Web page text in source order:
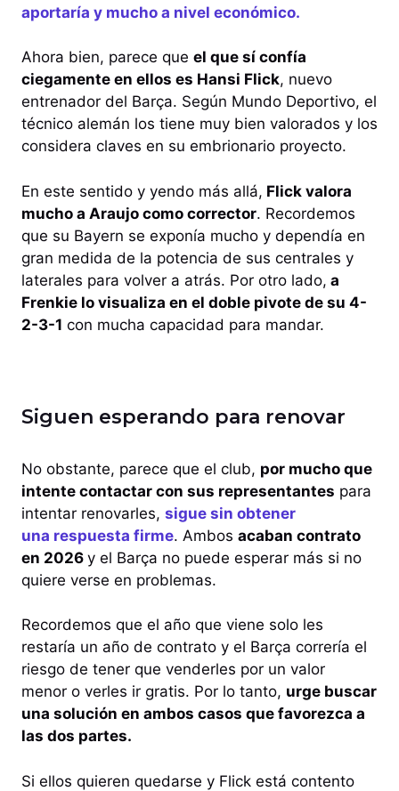
aportaría y mucho a nivel económico.
Ahora bien, parece que el que sí confía
ciegamente en ellos es Hansi Flick, nuevo
entrenador del Barça. Según Mundo Deportivo, el
técnico alemán los tiene muy bien valorados y los
considera claves en su embrionario proyecto.
En este sentido y yendo más allá, Flick valora
mucho a Araujo como corrector. Recordemos
que su Bayern se exponía mucho y dependía en
gran medida de la potencia de sus centrales y
laterales para volver a atrás. Por otro lado, a
Frenkie lo visualiza en el doble pivote de su 4-
2-3-1 con mucha capacidad para mandar.
Siguen esperando para renovar
No obstante, parece que el club, por mucho que
intente contactar con sus representantes para
intentar renovarles, sigue sin obtener
una respuesta firme. Ambos acaban contrato
en 2026 y el Barça no puede esperar más si no
quiere verse en problemas.
Recordemos que el año que viene solo les
restaría un año de contrato y el Barça correría el
riesgo de tener que venderles por un valor
menor o verles ir gratis. Por lo tanto, urge buscar
una solución en ambos casos que favorezca a
las dos partes.
Si ellos quieren quedarse y Flick está contento